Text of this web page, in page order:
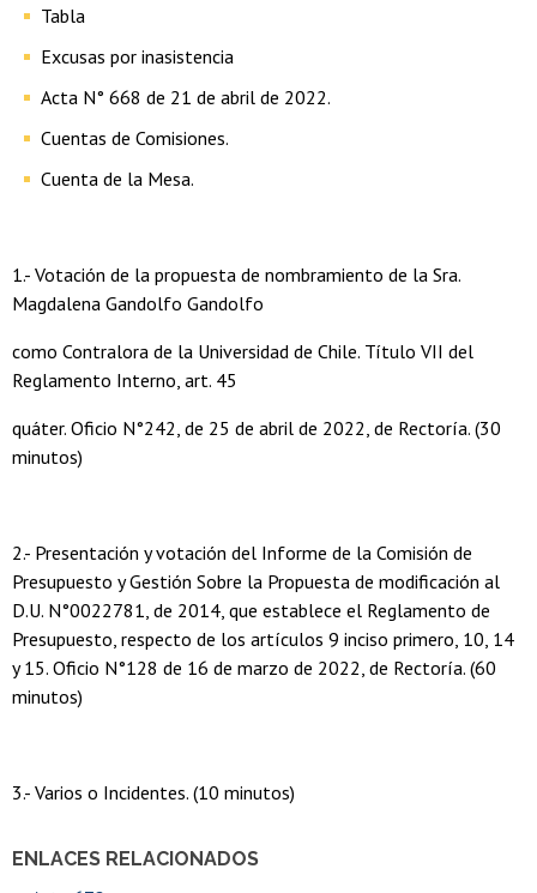
ENLACES RELACIONADOS
Tabla
Excusas por inasistencia
Acta N° 668 de 21 de abril de 2022.
Cuentas de Comisiones.
Cuenta de la Mesa.
1.- Votación de la propuesta de nombramiento de la Sra.
Magdalena Gandolfo Gandolfo
como Contralora de la Universidad de Chile. Título VII del
Reglamento Interno, art. 45
quáter. Oficio N°242, de 25 de abril de 2022, de Rectoría. (30
minutos)
2.- Presentación y votación del Informe de la Comisión de
Presupuesto y Gestión Sobre la Propuesta de modificación al
D.U. N°0022781, de 2014, que establece el Reglamento de
Presupuesto, respecto de los artículos 9 inciso primero, 10, 14
y 15. Oficio N°128 de 16 de marzo de 2022, de Rectoría. (60
minutos)
3.- Varios o Incidentes. (10 minutos)